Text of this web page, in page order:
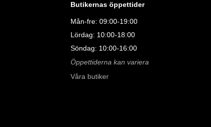
Butikernas öppettider
Mån-fre: 09:00-19:00
Lördag: 10:00-18:00
Söndag: 10:00-16:00
Öppettiderna kan variera
Våra butiker